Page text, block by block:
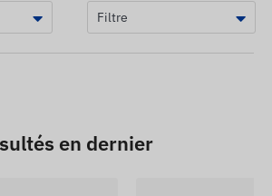
en dernier